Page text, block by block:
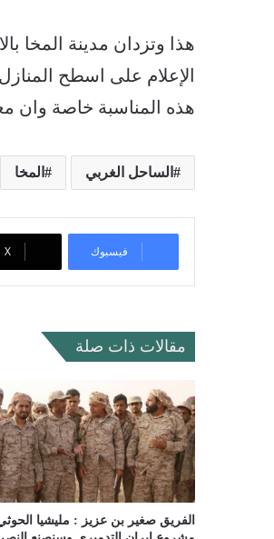
هذا وتزدان مدينة المخا
الإعلام على اسطح
هذه المناسبة خاصة وان
الساحل الغربي المخا
فيسبوك ‫X
مقالات ذات صلة
الفريق صغير بن عزيز : مليشيا